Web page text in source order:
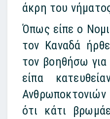
άκρη του
Όπως είπε ο
τον Καναδά
τον βοηθήσω
είπα
ότι κάτι